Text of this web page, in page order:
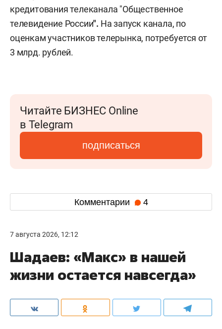
кредитования телеканала "Общественное
телевидение России". На запуск канала, по
оценкам участников телерынка, потребуется от
3 млрд. рублей.
Читайте БИЗНЕС Online
в Telegram
подписаться
Комментарии 4
7 августа 2026, 12:12
Шадаев: «Макс» в нашей
жизни остается навсегда»